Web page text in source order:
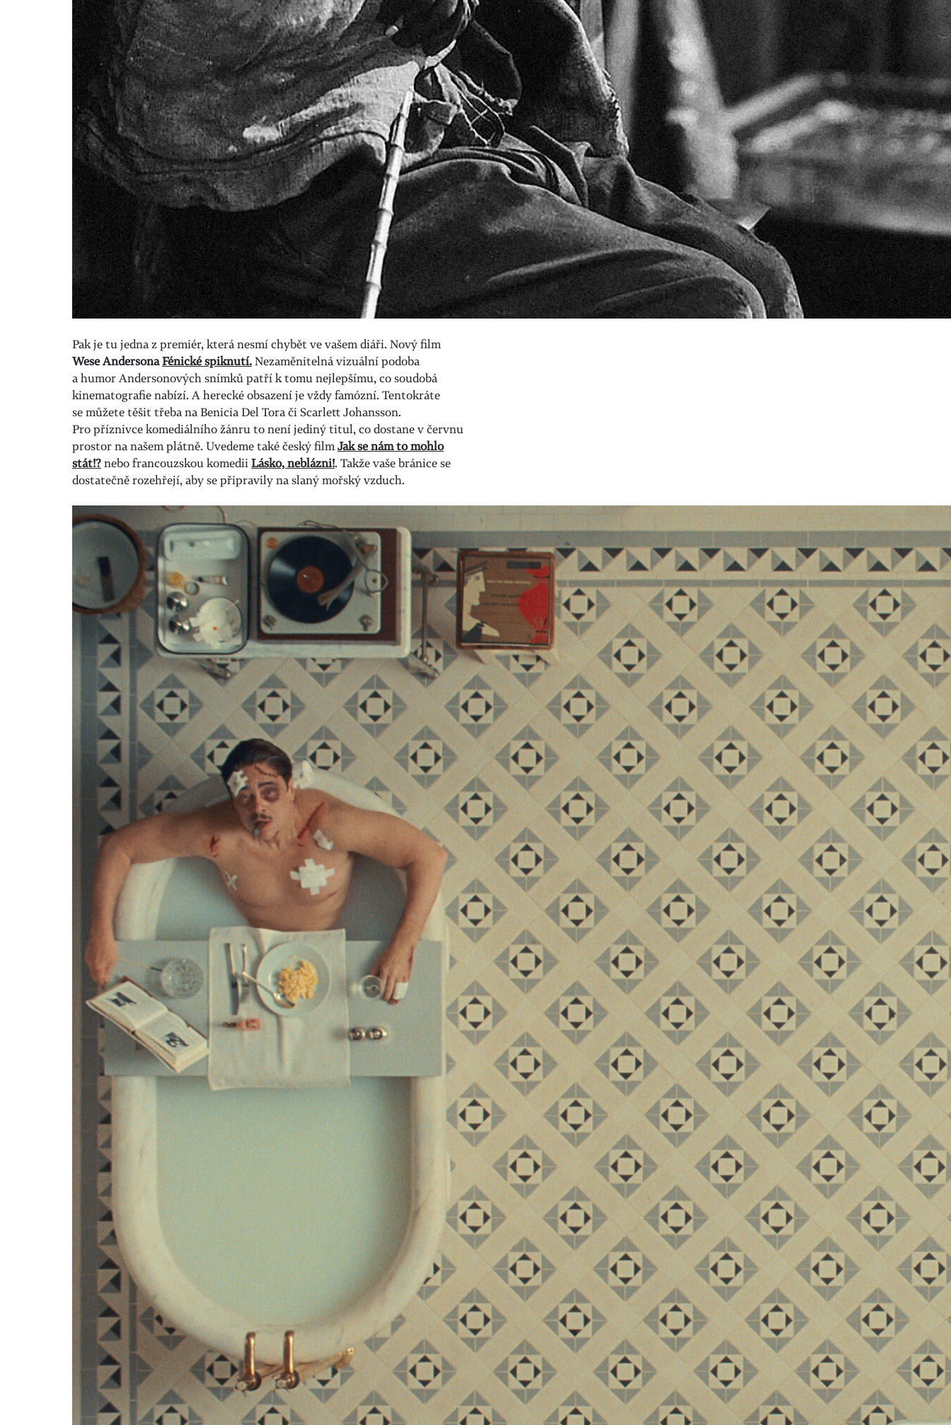
Pak je tu jedna z premiér, která nesmí chybět ve vašem diáři. Nový film
Wese AndersonaFénické spiknutí.Nezaměnitelná vizuální podoba
a humor Andersonových snímků patří k tomu nejlepšímu, co soudobá
kinematografie nabízí. A herecké obsazení je vždy famózní. Tentokráte
se můžete těšit třeba na Benicia Del Tora či Scarlett Johansson.
Pro příznivce komediálního žánru to není jediný titul, co dostane v červnu
prostor na našem plátně. Uvedeme také český filmJak se nám to mohlo
stát!?nebo francouzskou komediiLásko, neblázni!. Takže vaše bránice se
dostatečně rozehřejí, aby se připravily na slaný mořský vzduch.